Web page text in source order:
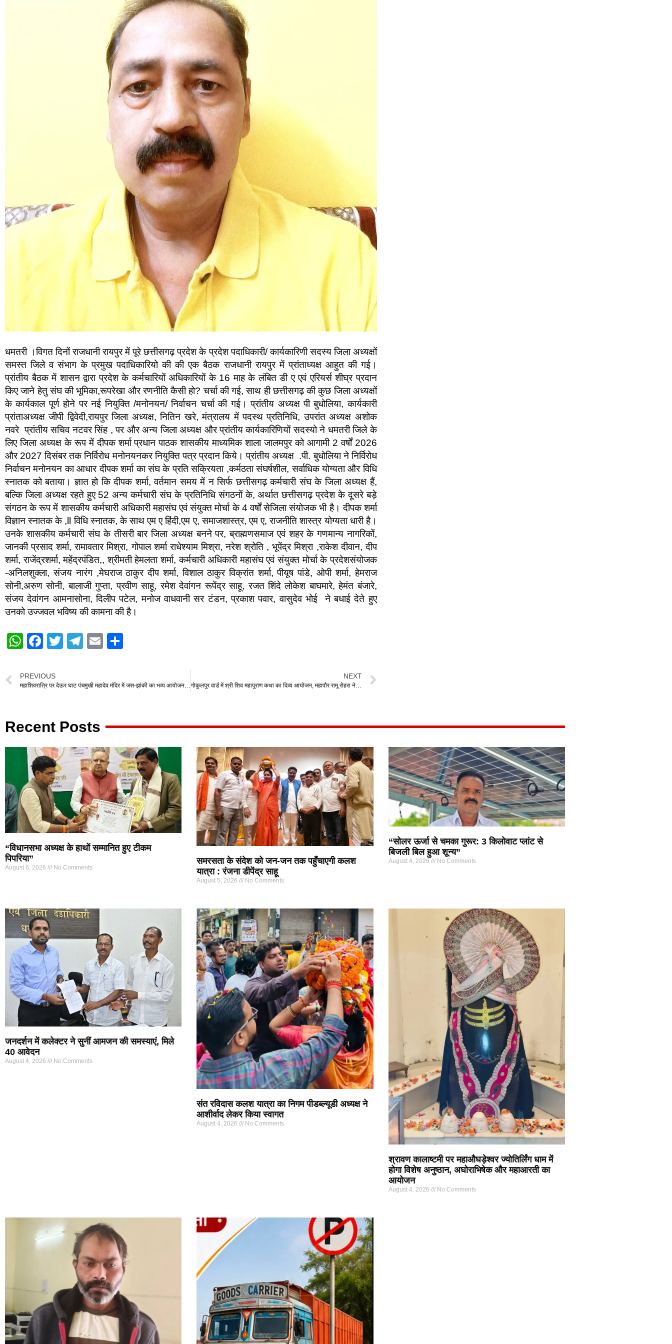
धमतरी ।विगत दिनों राजधानी रायपुर में पूरे छत्तीसगढ़ प्रदेश के प्रदेश पदाधिकारी/ कार्यकारिणी सदस्य जिला अध्यक्षों
समस्त जिले व संभाग के प्रमुख पदाधिकारियो की की एक बैठक राजधानी रायपुर में प्रांताध्यक्ष आहुत की गई।
प्रांतीय बैठक में शासन द्वारा प्रदेश के कर्मचारियों अधिकारियों के 16 माह के लंबित डी ए एवं एरियर्स शीघ्र प्रदान
किए जाने हेतु संघ की भूमिका,रूपरेखा और रणनीति कैसी हो? चर्चा की गई, साथ ही छत्तीसगढ़ की कुछ जिला अध्यक्षों
के कार्यकाल पूर्ण होने पर नई नियुक्ति /मनोनयन/ निर्वाचन चर्चा की गई। प्रांतीय अध्यक्ष पी बुधोलिया, कार्यकारी
प्रांताअध्यक्ष जीपी द्विवेदी,रायपुर जिला अध्यक्ष, नितिन खरे, मंत्रालय में पदस्थ प्रतिनिधि, उपरांत अध्यक्ष अशोक
नवरे प्रांतीय सचिव नटवर सिंह , पर और अन्य जिला अध्यक्ष और प्रांतीय कार्यकारिणियों सदस्यो ने धमतरी जिले के
लिए जिला अध्यक्ष के रूप में दीपक शर्मा प्रधान पाठक शासकीय माध्यमिक शाला जालमपुर को आगामी 2 वर्षों 2026
और 2027 दिसंबर तक निर्विरोध मनोनयनकर नियुक्ति पत्र प्रदान किये। प्रांतीय अध्यक्ष .पी. बुधोलिया ने निर्विरोध
निर्वाचन मनोनयन का आधार दीपक शर्मा का संघ के प्रति सक्रियता ,कर्मठता संघर्षशील, सर्वाधिक योग्यता और विधि
स्नातक को बताया। ज्ञात हो कि दीपक शर्मा, वर्तमान समय में न सिर्फ छत्तीसगढ़ कर्मचारी संघ के जिला अध्यक्ष हैं,
बल्कि जिला अध्यक्ष रहते हुए 52 अन्य कर्मचारी संघ के प्रतिनिधि संगठनों के, अर्थात छत्तीसगढ़ प्रदेश के दूसरे बड़े
संगठन के रूप में शासकीय कर्मचारी अधिकारी महासंघ एवं संयुक्त मोर्चा के 4 वर्षों सेजिला संयोजक भी है। दीपक शर्मा
विज्ञान स्नातक के ,ll विधि स्नातक, के साथ एम ए हिंदी,एम ए, समाजशास्त्र, एम ए, राजनीति शास्त्र योग्यता धारी है।
उनके शासकीय कर्मचारी संघ के तीसरी बार जिला अध्यक्ष बनने पर, ब्राह्मणसमाज एवं शहर के गणमान्य नागरिकों,
जानकी प्रसाद शर्मा, रामावतार मिश्रा, गोपाल शर्मा राधेश्याम मिश्रा, नरेश श्रोति , भूपेंद्र मिश्रा ,राकेश दीवान, दीप
शर्मा, राजेंद्रशर्मा, महेंद्रपंडित,, श्रीमती हेमलता शर्मा, कर्मचारी अधिकारी महासंघ एवं संयुक्त मोर्चा के प्रदेशसंयोजक
-अनिलशुक्ला, संजय नारंग ,मेघराज ठाकुर दीप शर्मा, विशाल ठाकुर विक्रांत शर्मा, पीयूष पांडे, ओपी शर्मा, हेमराज
सोनी,अरुण सोनी, बालाजी गुप्ता, प्रवीण साहू, रमेश देवांगन रूपेंद्र साहू, रजत शिंदे लोकेश बाघमारे, हेमंत बंजारे,
संजय देवांगन आमनासोना, दिलीप पटेल, मनोज वाधवानी सर टंडन, प्रकाश पवार, वासुदेव भोई ने बधाई देते हुए
उनको उज्जवल भविष्य की कामना की है।
W
at
s
p
p
F
c
e
o
o
k
T
er
T
gr
m
E
e
PREVIOUS NEXT
Recent Posts
“विधानसभा अध्यक्ष के हाथों सम्मानित हुए टीकम
पिपरिया”
August 6, 2026 No Comments
समरसता के संदेश को जन-जन तक पहुँचाएगी कलश
यात्रा : रंजना डीपेंद्र साहू
August 5, 2026 No Comments
“सोलर ऊर्जा से चमका गुरूर: 3 किलोवाट प्लांट से
बिजली बिल हुआ शून्य”
August 4, 2026 No Comments
जनदर्शन में कलेक्टर ने सुनीं आमजन की समस्याएं, मिले
40 आवेदन
August 4, 2026 No Comments
संत रविदास कलश यात्रा का निगम पीडब्ल्यूडी अध्यक्ष ने
आशीर्वाद लेकर किया स्वागत
August 4, 2026 No Comments
श्रावण कालाष्टमी पर महाऔघड़ेश्वर ज्योतिर्लिंग धाम में
होगा विशेष अनुष्ठान, अघोराभिषेक और महाआरती का
आयोजन
August 4, 2026 No Comments